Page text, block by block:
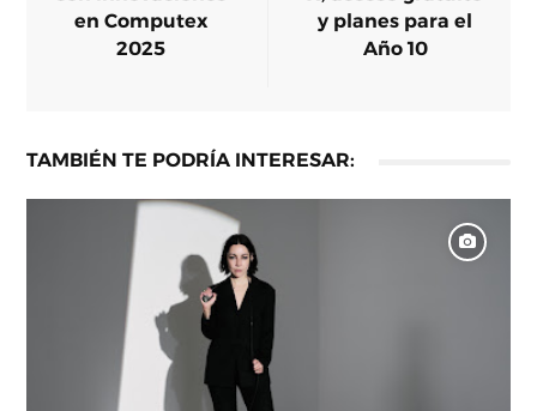
en Computex
2025
y planes para el
Año 10
TAMBIÉN TE PODRÍA INTERESAR: